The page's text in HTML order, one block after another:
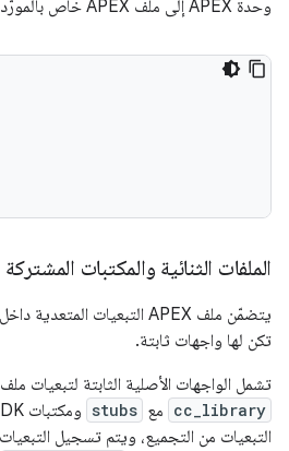
وحدة APEX إلى ملف APEX خاص بالمورّد.
الملفات الثنائية والمكتبات المشتركة
تكن لها واجهات ثابتة.
تشمل الواجهات الأصلية الثابتة لتبعيات ملف APEX الخاص بالمورّد
cc_library مع stubs